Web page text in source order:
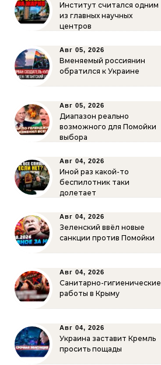
Институт считался одним
из главных научных
центров
Авг 05, 2026
Вменяемый россиянин
обратился к Украине
Авг 05, 2026
Диапазон реально
возможного для Помойки
выбора
Авг 04, 2026
Иной раз какой-то
беспилотник таки
долетает
Авг 04, 2026
Зеленский ввёл новые
санкции против Помойки
Авг 04, 2026
Санитарно-гигиенические
работы в Крыму
Авг 04, 2026
Украина заставит Кремль
просить пощады